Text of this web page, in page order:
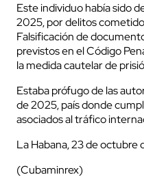
Este individuo había sido
2025, por delitos
Falsificación de
previstos en el Código
la medida cautelar de
Estaba prófugo de las
de 2025, país donde
asociados al tráfico
La Habana, 23 de octubre
(Cubaminrex)